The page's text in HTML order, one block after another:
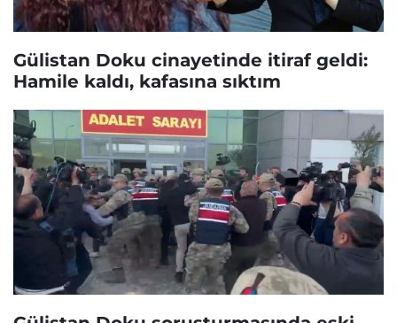
Gülistan Doku cinayetinde itiraf geldi:
Hamile kaldı, kafasına sıktım